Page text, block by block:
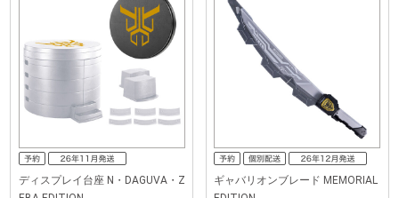
ディスプレイ台座 N・DAGUVA・Z
ギャバリオンブレード MEMORIAL